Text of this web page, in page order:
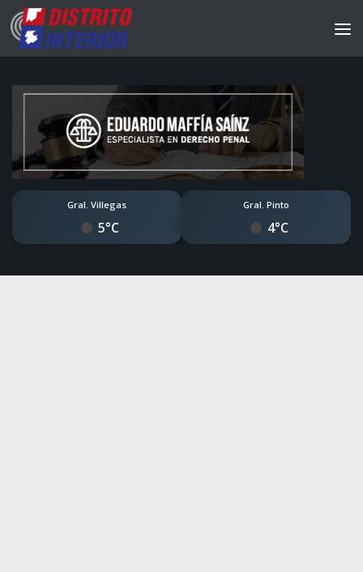
Gral. Villegas
5°C
Gral. Pinto
4°C